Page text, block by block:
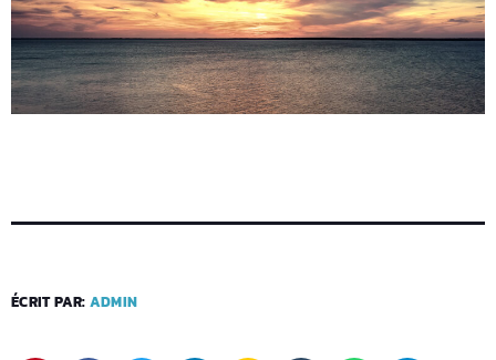
ÉCRIT PAR: ADMIN